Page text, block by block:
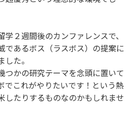
２週間後のカンファレンスで、
であるボス（ラスボス）の提案に
た。
つかの研究テーマを念頭に置いて
でこれがやりたいです！という熱
したりするものなのかもしれませ